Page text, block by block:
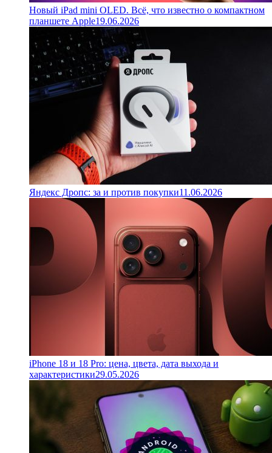
Новый iPad mini OLED. Всё, что известно о компактном
планшете Apple19.06.2026
Яндекс Дропс: за и против покупки11.06.2026
iPhone 18 и 18 Pro: цена, цвета, дата выхода и
характеристики29.05.2026